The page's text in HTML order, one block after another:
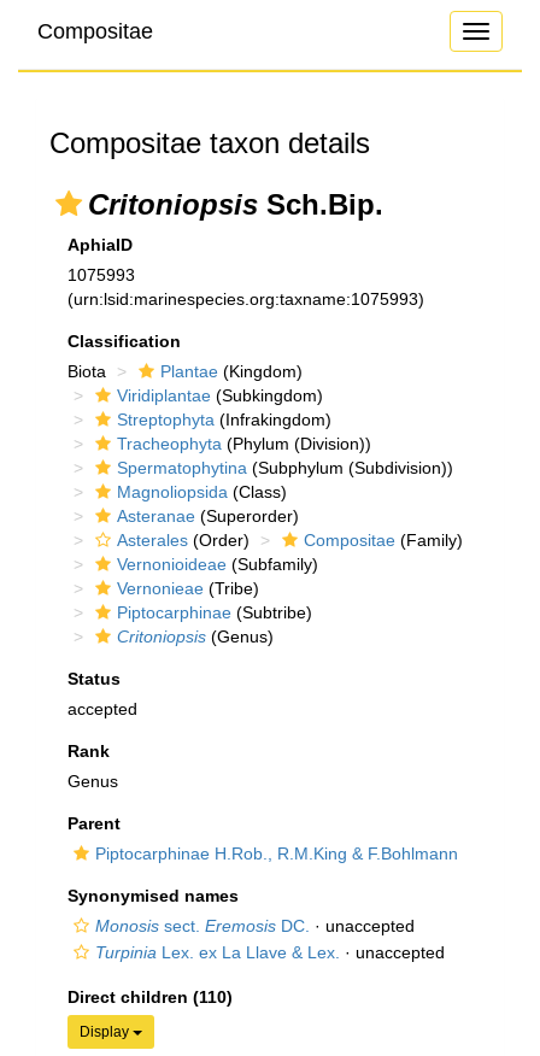
Toggle
Compositae
Compositae taxon details
Critoniopsis Sch.Bip.
AphiaID
1075993
(urn:lsid:marinespecies.org:taxname:1075993)
Classification
Biota
Plantae (Kingdom)
Viridiplantae (Subkingdom)
Streptophyta (Infrakingdom)
Tracheophyta (Phylum (Division))
Spermatophytina (Subphylum (Subdivision))
Magnoliopsida (Class)
Asteranae (Superorder)
Asterales (Order) Compositae (Family)
Vernonioideae (Subfamily)
Vernonieae (Tribe)
Piptocarphinae (Subtribe)
Critoniopsis (Genus)
Status
accepted
Rank
Genus
Parent
Piptocarphinae H.Rob., R.M.King & F.Bohlmann
Synonymised names
Monosis sect. Eremosis DC. · unaccepted
Turpinia Lex. ex La Llave & Lex. · unaccepted
Direct children (110)
Display